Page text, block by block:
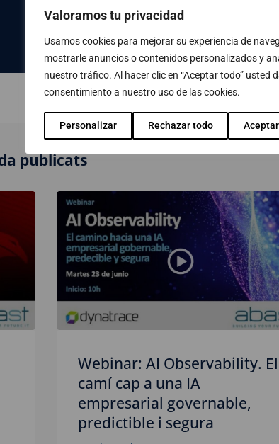
Valoramos tu privacidad
Usamos cookies para mejorar su experiencia de
mostrarle anuncios o contenidos personalizados y
nuestro tráfico. Al hacer clic en “Aceptar todo” usted
consentimiento a nuestro uso de las cookies.
Personalizar Rechazar todo
Fes clic AQUÍ per
publicats
Webinar: AI Observability. El
camí cap a una IA
empresarial governable,
predictible i segura